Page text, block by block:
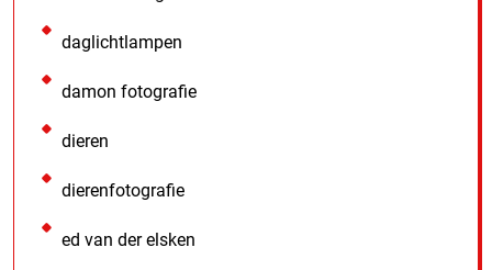
daglichtlampen
damon fotografie
dieren
dierenfotografie
ed van der elsken